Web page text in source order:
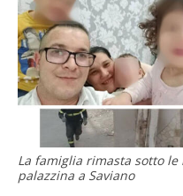
La famiglia rimasta sotto
palazzina a Saviano